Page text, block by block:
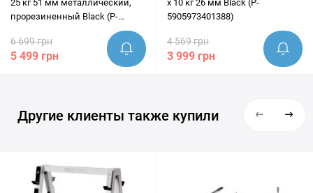
25 кг 51 мм металлический,
прорезиненный Black (P-
6 699 грн
5 499 грн
x 10 кг 26 мм Black (P-
5905973401388)
4 569 грн
3 999 грн
Другие клиенты также купили